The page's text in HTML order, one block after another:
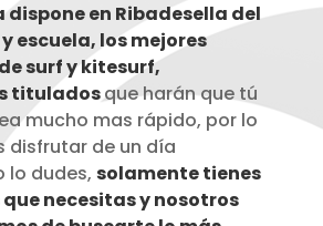
dispone en Ribadesella del
escuela, los mejores
surf y kitesurf,
tituladosque harán que tú
mucho mas rápido, por lo
disfrutar de un día
lo dudes, solamente tienes
necesitas y nosotros